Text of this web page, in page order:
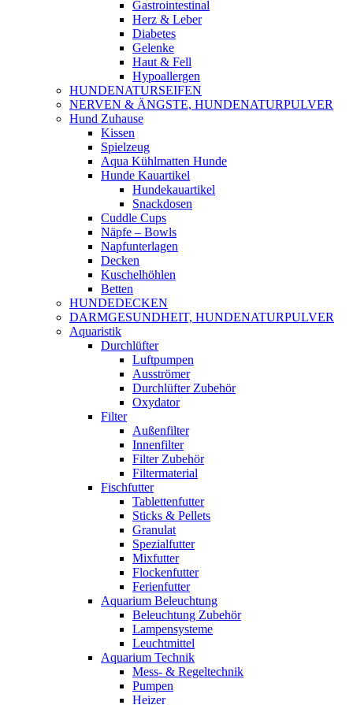
Gastrointestinal
Herz & Leber
Diabetes
Gelenke
Haut & Fell
Hypoallergen
HUNDENATURSEIFEN
NERVEN & ÄNGSTE, HUNDENATURPULVER
Hund Zuhause
Kissen
Spielzeug
Aqua Kühlmatten Hunde
Hunde Kauartikel
Hundekauartikel
Snackdosen
Cuddle Cups
Näpfe – Bowls
Napfunterlagen
Decken
Kuschelhöhlen
Betten
HUNDEDECKEN
DARMGESUNDHEIT, HUNDENATURPULVER
Aquaristik
Durchlüfter
Luftpumpen
Ausströmer
Durchlüfter Zubehör
Oxydator
Filter
Außenfilter
Innenfilter
Filter Zubehör
Filtermaterial
Fischfutter
Tablettenfutter
Sticks & Pellets
Granulat
Spezialfutter
Mixfutter
Flockenfutter
Ferienfutter
Aquarium Beleuchtung
Beleuchtung Zubehör
Lampensysteme
Leuchtmittel
Aquarium Technik
Mess- & Regeltechnik
Pumpen
Heizer